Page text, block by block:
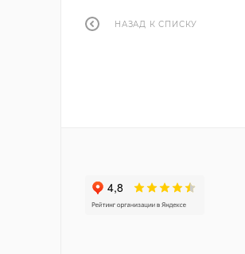
НАЗАД К СПИСКУ